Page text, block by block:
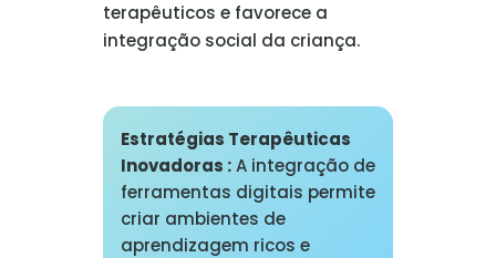
terapêuticos e favorece a
integração social da criança.
Estratégias Terapêuticas
Inovadoras :A integração de
ferramentas digitais permite
criar ambientes de
aprendizagem ricos e